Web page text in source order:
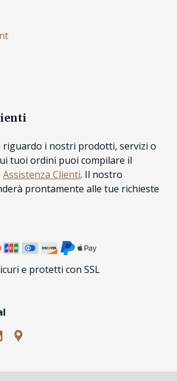
i nostri prodotti, servizi o
tuoi ordini puoi compilare il
Assistenza Clienti. Il nostro
prontamente alle tue richieste
e protetti con SSL